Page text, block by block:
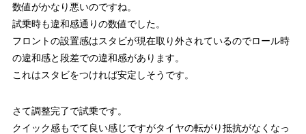
数値がかなり悪いのですね。
試乗時も違和感通りの数値でした。
フロントの設置感はスタビが現在取り外されているのでロール時
の違和感と段差での違和感があります。
これはスタビをつければ安定しそうです。
さて調整完了で試乗です。
クイック感もでて良い感じですがタイヤの転がり抵抗がなくなっ